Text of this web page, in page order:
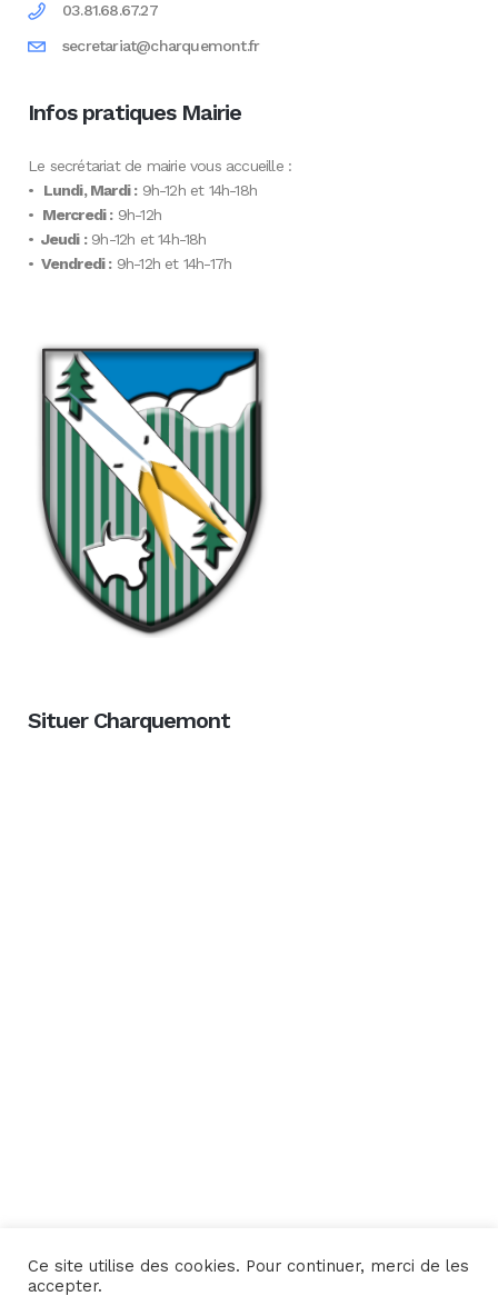
03.81.68.67.27
secretariat@charquemont.fr
Infos pratiques Mairie
Le secrétariat de mairie vous accueille :
• Lundi, Mardi :9h-12h et 14h-18h
• Mercredi :9h-12h
• Jeudi :9h-12h et 14h-18h
• Vendredi :9h-12h et 14h-17h
Situer Charquemont
Une réalisation Yata!
Ce site utilise des cookies. Pour continuer, merci de les
accepter.